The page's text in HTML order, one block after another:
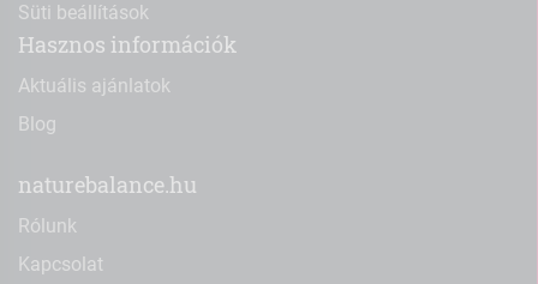
Süti beállítások
Hasznos információk
Aktuális ajánlatok
Blog
naturebalance.hu
Rólunk
Kapcsolat